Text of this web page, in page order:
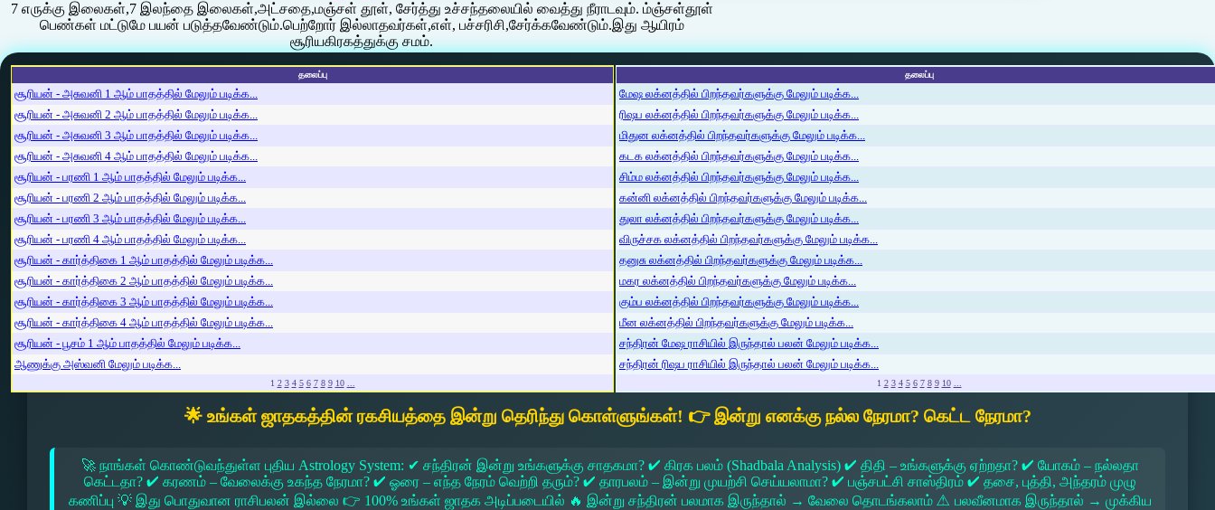
7 எருக்கு இலைகள்,7 இலந்தை இலைகள்,அட்சதை,மஞ்சள் தூள், சேர்த்து உச்சந்தலையில் வைத்து நீராடவும். ம்ஞ்சள்தூள்
பெண்கள் மட்டுமே பயன் படுத்தவேண்டும்.பெற்றோர் இல்லாதவர்கள்,எள், பச்சரிசி,சேர்க்கவேண்டும்.இது ஆயிரம்
சூரியகிரகத்துக்கு சமம்.
தலைப்பு
சூரியன் - அசுவனி 1 ஆம் பாதத்தில் மேலும் படிக்க...
சூரியன் - அசுவனி 2 ஆம் பாதத்தில் மேலும் படிக்க...
சூரியன் - அசுவனி 3 ஆம் பாதத்தில் மேலும் படிக்க...
சூரியன் - அசுவனி 4 ஆம் பாதத்தில் மேலும் படிக்க...
சூரியன் - பரணி 1 ஆம் பாதத்தில் மேலும் படிக்க...
சூரியன் - பரணி 2 ஆம் பாதத்தில் மேலும் படிக்க...
சூரியன் - பரணி 3 ஆம் பாதத்தில் மேலும் படிக்க...
சூரியன் - பரணி 4 ஆம் பாதத்தில் மேலும் படிக்க...
சூரியன் - கார்த்திகை 1 ஆம் பாதத்தில் மேலும் படிக்க...
சூரியன் - கார்த்திகை 2 ஆம் பாதத்தில் மேலும் படிக்க...
சூரியன் - கார்த்திகை 3 ஆம் பாதத்தில் மேலும் படிக்க...
சூரியன் - கார்த்திகை 4 ஆம் பாதத்தில் மேலும் படிக்க...
சூரியன் - பூசம் 1 ஆம் பாதத்தில் மேலும் படிக்க...
ஆணுக்கு அஸ்வனி மேலும் படிக்க...
1 2 3 4 5 6 7 8 9 10 ...
தலைப்பு
மேஷ லக்னத்தில் பிறந்தவர்களுக்கு மேலும் படிக்க...
ரிஷப லக்னத்தில் பிறந்தவர்களுக்கு மேலும் படிக்க...
மிதுன லக்னத்தில் பிறந்தவர்களுக்கு மேலும் படிக்க...
கடக லக்னத்தில் பிறந்தவர்களுக்கு மேலும் படிக்க...
சிம்ம லக்னத்தில் பிறந்தவர்களுக்கு மேலும் படிக்க...
கன்னி லக்னத்தில் பிறந்தவர்களுக்கு மேலும் படிக்க...
துலா லக்னத்தில் பிறந்தவர்களுக்கு மேலும் படிக்க...
விருச்சக லக்னத்தில் பிறந்தவர்களுக்கு மேலும் படிக்க...
தனுசு லக்னத்தில் பிறந்தவர்களுக்கு மேலும் படிக்க...
மகர லக்னத்தில் பிறந்தவர்களுக்கு மேலும் படிக்க...
கும்ப லக்னத்தில் பிறந்தவர்களுக்கு மேலும் படிக்க...
மீன லக்னத்தில் பிறந்தவர்களுக்கு மேலும் படிக்க...
சந்திரன் மேஷ ராசியில் இருந்தால் பலன் மேலும் படிக்க...
சந்திரன் ரிஷப ராசியில் இருந்தால் பலன் மேலும் படிக்க...
1 2 3 4 5 6 7 8 9 10 ...
🌟 உங்கள் ஜாதகத்தின் ரகசியத்தை இன்று தெரிந்து கொள்ளுங்கள்! 👉 இன்று எனக்கு நல்ல நேரமா? கெட்ட நேரமா?
🚀 நாங்கள் கொண்டுவந்துள்ள புதிய Astrology System: ✔ சந்திரன் இன்று உங்களுக்கு சாதகமா? ✔ கிரக பலம் (Shadbala Analysis) ✔ திதி – உங்களுக்கு ஏற்றதா? ✔ யோகம் – நல்லதா
கெட்டதா? ✔ கரணம் – வேலைக்கு உகந்த நேரமா? ✔ ஓரை – எந்த நேரம் வெற்றி தரும்? ✔ தாரபலம் – இன்று முயற்சி செய்யலாமா? ✔ பஞ்சபட்சி சாஸ்திரம் ✔ தசை, புத்தி, அந்தரம் முழு
கணிப்பு 💡 இது பொதுவான ராசிபலன் இல்லை 👉 100% உங்கள் ஜாதக அடிப்படையில் 🔥 இன்று சந்திரன் பலமாக இருந்தால் → வேலை தொடங்கலாம் ⚠ பலவீனமாக இருந்தால் → முக்கிய